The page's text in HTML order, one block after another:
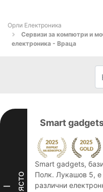
Орли Електроника
Сервизи за компютри и
електроника - Враца
I Място
Smart
Smart gadgets,
Полк. Лукашов 5, е
различни